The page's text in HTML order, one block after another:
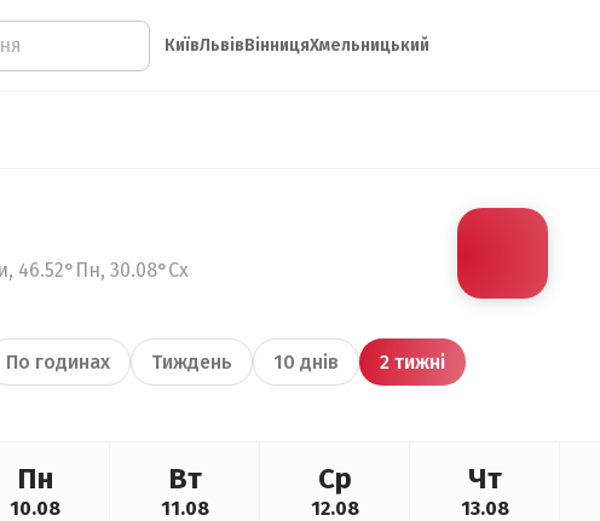
КиївЛьвівВінницяХмельницький
46.52°Пн, 30.08°Сх
По годинах Тиждень 10 днів 2 тижні
Пн
10.08
Вт
11.08
Ср
12.08
Чт
13.08